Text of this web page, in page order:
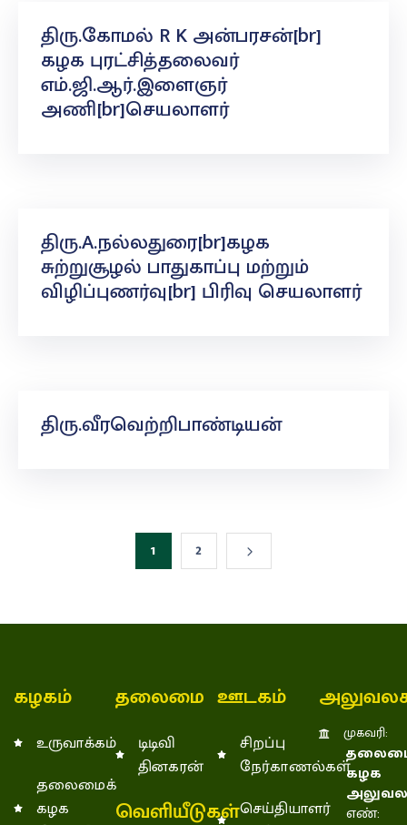
திரு.கோமல் R K அன்பரசன்[br]
கழக புரட்சித்தலைவர்
எம்.ஜி.ஆர்.இளைஞர்
அணி[br]செயலாளர்
திரு.A.நல்லதுரை[br]கழக
சுற்றுசூழல் பாதுகாப்பு மற்றும்
விழிப்புணர்வு[br] பிரிவு செயலாளர்
திரு.வீரவெற்றிபாண்டியன்
1 2
கழகம்
உருவாக்கம்
தலைமைக்
கழக
தலைமை
டிடிவி
தினகரன்
வெளியீடுகள்
ஊடகம்
சிறப்பு
நேர்காணல்கள்
செய்தியாளர்
முகவரி:
கழக
எண்: